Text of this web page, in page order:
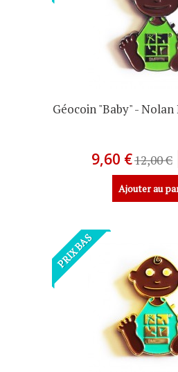
Géocoin "Baby" -
9,60 €12,00 €
Ajouter au
PRIX BAS